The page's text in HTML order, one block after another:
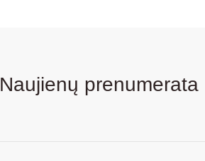
Naujienų prenumerata